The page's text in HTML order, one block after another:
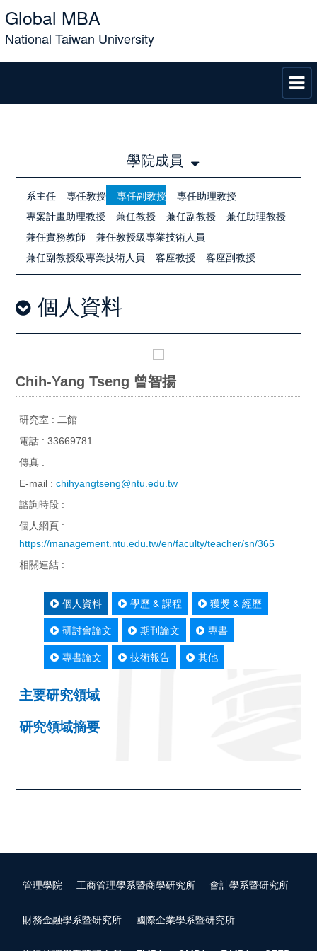
Global MBA
National Taiwan University
學院成員
系主任 專任教授 專任副教授
專任助理教授
專案計畫助理教授
兼任教授 兼任副教授
兼任助理教授
兼任實務教師
兼任教授級專業技術人員
兼任副教授級專業技術人員
客座教授 客座副教授
個人資料
Chih-Yang Tseng 曾智揚
研究室 : 二館
電話 : 33669781
傳真 :
E-mail :chihyangtseng@ntu.edu.tw
諮詢時段 :
個人網頁 :
https://management.ntu.edu.tw/en/faculty/teacher/sn/365
相關連結 :
個人資料 學歷 & 課程
獲獎 & 經歷
研討會論文
期刊論文
專書
專書論文
技術報告 其他
主要研究領域
研究領域摘要
管理學院 工商管理學系暨商學研究所 會計學系暨研究所
財務金融學系暨研究所 國際企業學系暨研究所